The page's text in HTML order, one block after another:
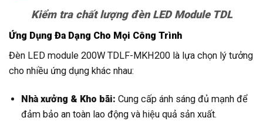
Kiểm tra chất lượng đèn LED Module TDL
Ứng Dụng Đa Dạng Cho Mọi Công Trình
Đèn LED module 200W TDLF-MKH200 là lựa chọn lý tưởng
cho nhiều ứng dụng khác nhau:
Nhà xưởng & Kho bãi: Cung cấp ánh sáng đủ mạnh để
đảm bảo an toàn lao động và hiệu quả sản xuất.